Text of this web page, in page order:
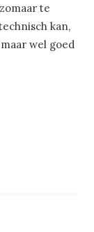
te
kan,
wel goed